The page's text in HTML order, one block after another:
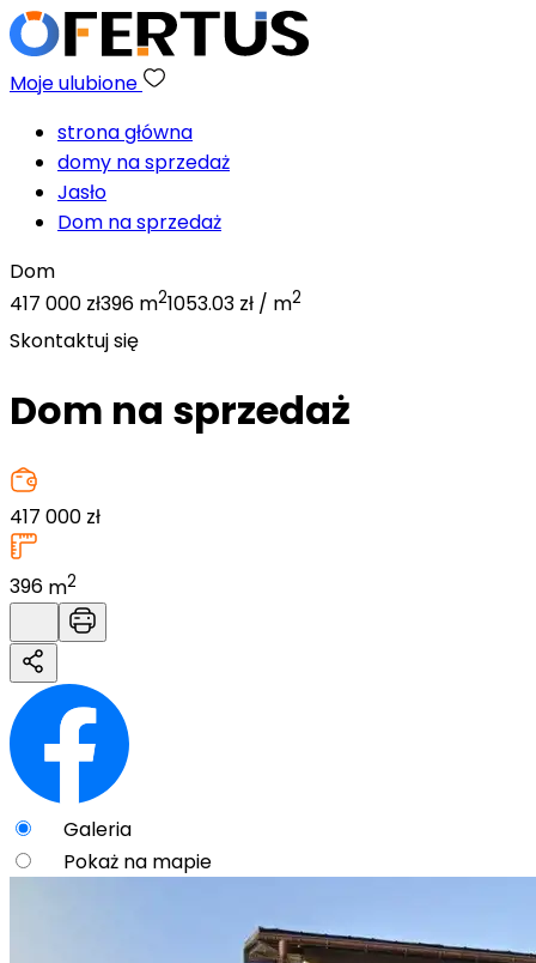
Moje ulubione
strona główna
domy na sprzedaż
Jasło
Dom na sprzedaż
Dom
417 000 zł396 m21053.03 zł / m2
Skontaktuj się
Dom na sprzedaż
417 000 zł
396 m2
Galeria
Pokaż na mapie